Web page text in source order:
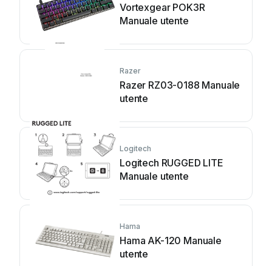
Vortexgear POK3R
Manuale utente
Razer
Razer RZ03-0188 Manuale
utente
Logitech
Logitech RUGGED LITE
Manuale utente
Hama
Hama AK-120 Manuale
utente